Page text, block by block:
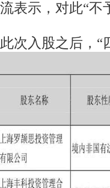
流表示，对此“不
此次入股之后，“